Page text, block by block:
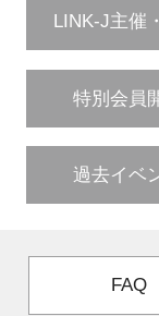
LINK-J主催
特別会員
過去イベ
FAQ